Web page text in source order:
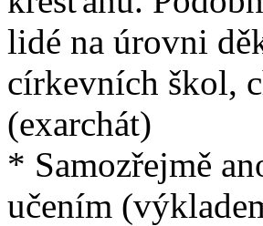
lidé na úrovni
církevních škol,
(exarchát)
* Samozřejmě
učením